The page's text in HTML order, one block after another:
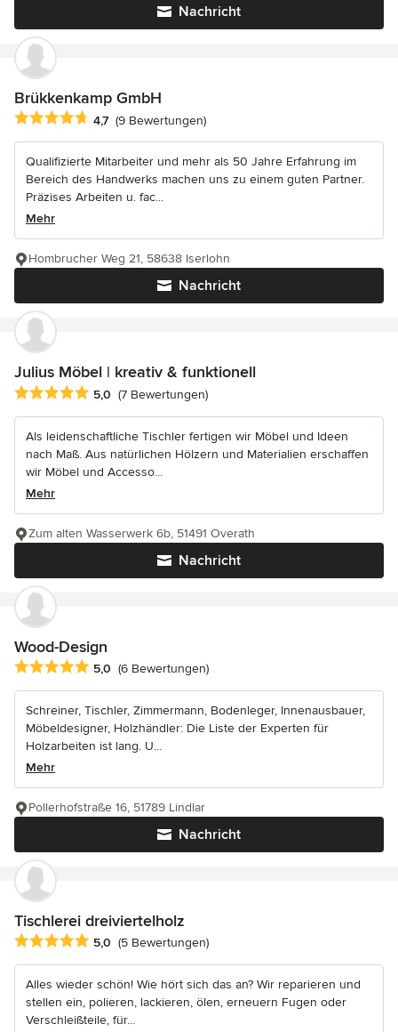
Nachricht
Brükkenkamp GmbH
Durchschnittliche Bewertung: 4.7 von 5 Sternen
4,7 (9 Bewertungen)
Qualifizierte Mitarbeiter und mehr als 50 Jahre Erfahrung im
Bereich des Handwerks machen uns zu einem guten Partner.
Präzises Arbeiten u. fac...
Mehr
Nachricht
Hombrucher Weg 21, 58638 Iserlohn
Julius Möbel | kreativ & funktionell
Durchschnittliche Bewertung: 5 von 5 Sternen
5,0 (7 Bewertungen)
Als leidenschaftliche Tischler fertigen wir Möbel und Ideen
nach Maß. Aus natürlichen Hölzern und Materialien erschaffen
wir Möbel und Accesso...
Mehr
Nachricht
Zum alten Wasserwerk 6b, 51491 Overath
Wood-Design
Durchschnittliche Bewertung: 5 von 5 Sternen
5,0 (6 Bewertungen)
Schreiner, Tischler, Zimmermann, Bodenleger, Innenausbauer,
Möbeldesigner, Holzhändler: Die Liste der Experten für
Holzarbeiten ist lang. U...
Mehr
Nachricht
Pollerhofstraße 16, 51789 Lindlar
Tischlerei dreiviertelholz
Durchschnittliche Bewertung: 5 von 5 Sternen
5,0 (5 Bewertungen)
Alles wieder schön! Wie hört sich das an? Wir reparieren und
stellen ein, polieren, lackieren, ölen, erneuern Fugen oder
Verschleißteile, für...